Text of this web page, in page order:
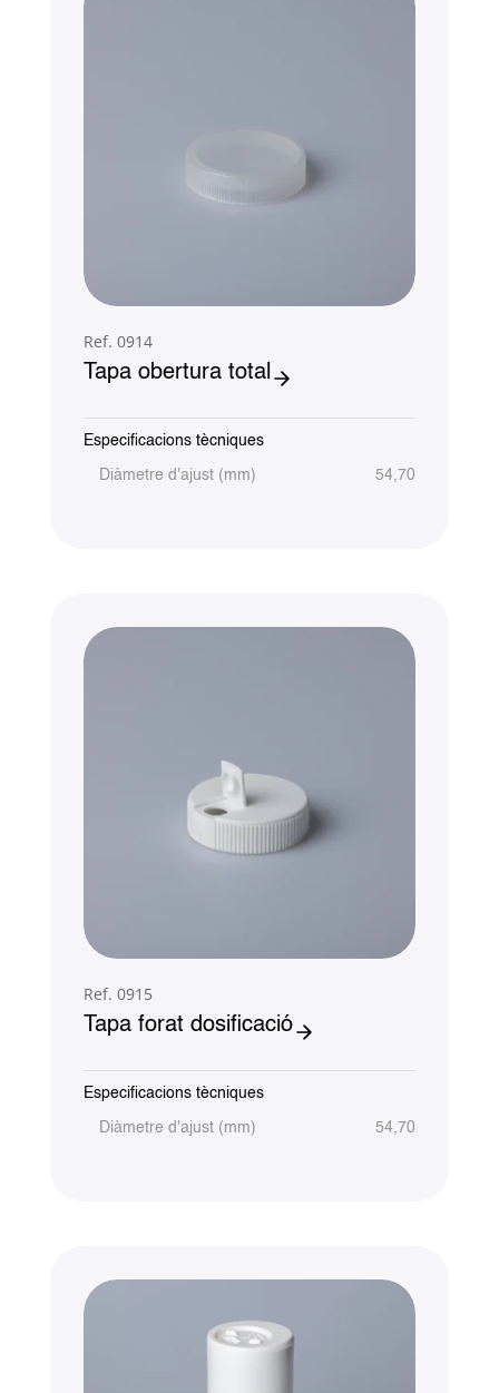
Ref. 0914
Tapa obertura total
Especificacions tècniques
Diàmetre d'ajust (mm) 54,70
Ref. 0915
Tapa forat dosificació
Especificacions tècniques
Diàmetre d'ajust (mm) 54,70